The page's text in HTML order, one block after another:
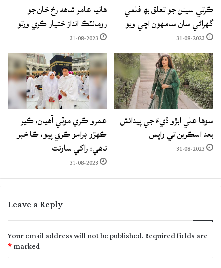
ڪرتي سينن جو تعلق بھ فلمي
گهراڻي سان سامهون اچي ويو
31-08-2023
هانيا عامر شاهه رخ خان جو
رومانٽڪ انداز ختيار ڪري ورتو
31-08-2023
سوها علي ابڙو ڌيءَ جي پيدائش
بعد اسڪرين تي واپس
31-08-2023
عمرو ڪري موٽي آهيان، ڪير
ڪهڙو ڊرامو ڪري پيو، ڪا خبر
ناهي: راکي ساونت
31-08-2023
Leave a Reply
Your email address will not be published.Required fields are
marked
*